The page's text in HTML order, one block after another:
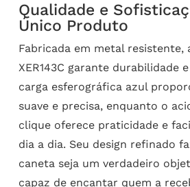
Qualidade e
Único Produto
Fabricada em metal resistente,
XER143C garante durabilidade
carga esferográfica azul
suave e precisa, enquanto o
clique oferece praticidade e
dia a dia. Seu design refinado
caneta seja um verdadeiro
capaz de encantar quem a